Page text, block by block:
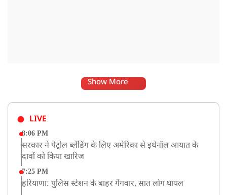
Show More
LIVE
8:06 PM
सरकार ने पेट्रोल ब्लेंडिंग के लिए अमेरिका से इथेनॉल आयात के
दावों को किया खारिज
7:25 PM
हरियाणा: पुलिस स्टेशन के बाहर गैंगवार, सात लोग घायल